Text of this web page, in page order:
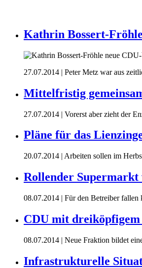
Kathrin Bossert-
27.07.2014 | Peter Metz war aus
Mittelfristig
27.07.2014 | Vorerst aber zieht der
Pläne für das
20.07.2014 | Arbeiten sollen im
Rollender
08.07.2014 | Für den Betreiber
CDU mit
08.07.2014 | Neue Fraktion bildet
Infrastrukturelle